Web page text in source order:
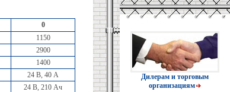
0
1150
2900
1400
24 В, 40 А
24 В, 210 Ач
Дилерам и торговым
организациям